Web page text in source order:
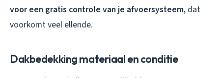
voor een gratis controle van je afvoersysteem, dat
voorkomt veel ellende.
Dakbedekking materiaal en conditie